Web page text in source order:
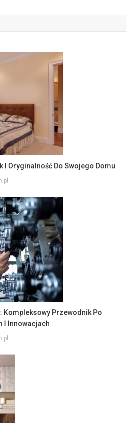
I Oryginalność Do Swojego Domu
Kompleksowy Przewodnik Po
I Innowacjach